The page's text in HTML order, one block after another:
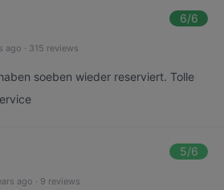
6/6
ago · 315 reviews
soeben wieder reserviert. Tolle
5/6
ago · 9 reviews